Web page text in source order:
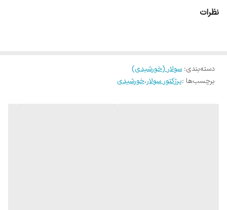
نظرات
دسته‌بندی: سولار (خورشیدی)
برچسب‌ها :پرژکتور سولار،خورشیدی